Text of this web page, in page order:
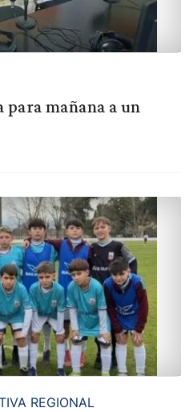
para mañana a un
REGIONAL